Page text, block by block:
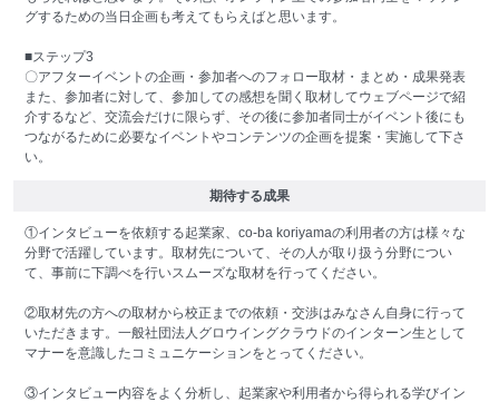
グするための当日企画も考えてもらえばと思います。
■ステップ3
〇アフターイベントの企画・参加者へのフォロー取材・まとめ・成果発表
また、参加者に対して、参加しての感想を聞く取材してウェブページで紹
介するなど、交流会だけに限らず、その後に参加者同士がイベント後にも
つながるために必要なイベントやコンテンツの企画を提案・実施して下さ
い。
期待する成果
①インタビューを依頼する起業家、co-ba koriyamaの利用者の方は様々な
分野で活躍しています。取材先について、その人が取り扱う分野につい
て、事前に下調べを行いスムーズな取材を行ってください。
②取材先の方への取材から校正までの依頼・交渉はみなさん自身に行って
いただきます。一般社団法人グロウイングクラウドのインターン生として
マナーを意識したコミュニケーションをとってください。
③インタビュー内容をよく分析し、起業家や利用者から得られる学びイン